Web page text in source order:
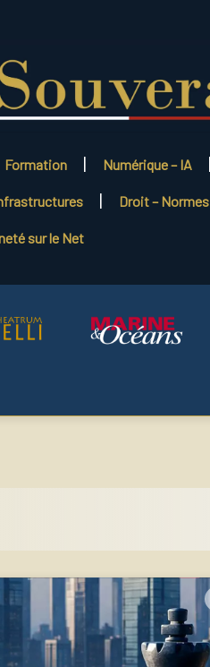
Formation Numérique – IA
Droit – Normes
sur le Net